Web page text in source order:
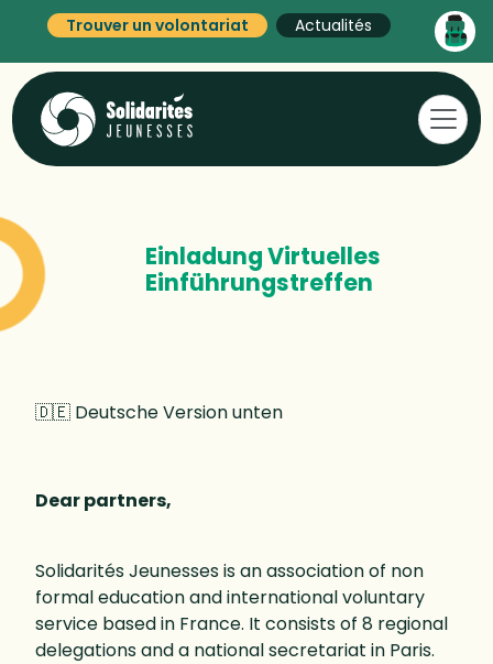
Trouver un volontariat Actualités
Einladung Virtuelles
Einführungstreffen
🇩🇪 Deutsche Version unten
Dear partners,
Solidarités Jeunesses is an association of non
formal education and international voluntary
service based in France. It consists of 8 regional
delegations and a national secretariat in Paris.